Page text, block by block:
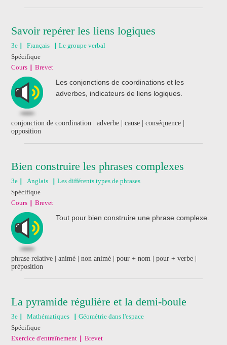
Savoir repérer les liens logiques
3e Français
Le groupe verbal
Spécifique
Cours
Brevet
Les conjonctions de coordinations et les
adverbes, indicateurs de liens logiques.
conjonction de coordination | adverbe | cause | conséquence |
opposition
Bien construire les phrases complexes
3e Anglais
Les différents types de phrases
Spécifique
Cours
Brevet
Tout pour bien construire une phrase complexe.
phrase relative | animé | non animé | pour + nom | pour + verbe |
préposition
La pyramide régulière et la demi-boule
3e Mathématiques
Géométrie dans l'espace
Spécifique
Exercice d'entraînement
Brevet